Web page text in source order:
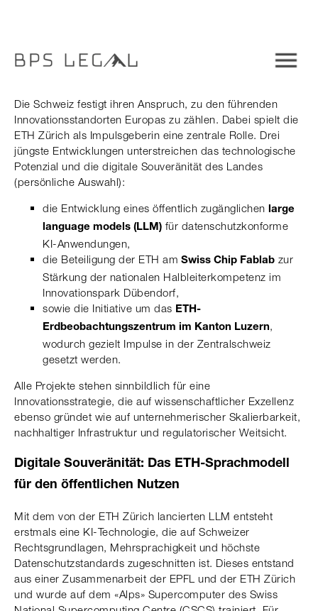
Die Schweiz festigt ihren Anspruch, zu den führenden
Innovationsstandorten Europas zu zählen. Dabei spielt die
ETH Zürich als Impulsgeberin eine zentrale Rolle. Drei
jüngste Entwicklungen unterstreichen das technologische
Potenzial und die digitale Souveränität des Landes
(persönliche Auswahl):
die Entwicklung eines öffentlich zugänglichen large
language models (LLM) für datenschutzkonforme
KI-Anwendungen,
die Beteiligung der ETH am Swiss Chip Fablab zur
Stärkung der nationalen Halbleiterkompetenz im
Innovationspark Dübendorf,
sowie die Initiative um das ETH-
Erdbeobachtungszentrum im Kanton Luzern,
wodurch gezielt Impulse in der Zentralschweiz
gesetzt werden.
Alle Projekte stehen sinnbildlich für eine
Innovationsstrategie, die auf wissenschaftlicher Exzellenz
ebenso gründet wie auf unternehmerischer Skalierbarkeit,
nachhaltiger Infrastruktur und regulatorischer Weitsicht.
Digitale Souveränität: Das ETH-Sprachmodell
für den öffentlichen Nutzen
Mit dem von der ETH Zürich lancierten LLM entsteht
erstmals eine KI-Technologie, die auf Schweizer
Rechtsgrundlagen, Mehrsprachigkeit und höchste
Datenschutzstandards zugeschnitten ist. Dieses entstand
aus einer Zusammenarbeit der EPFL und der ETH Zürich
und wurde auf dem «Alps» Supercomputer des Swiss